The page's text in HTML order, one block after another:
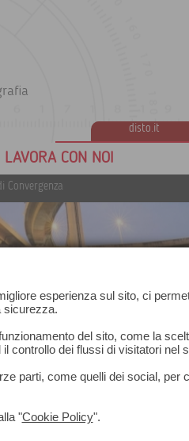
disto.it
LAVORA CON NOI
Convergenza
220 mm Diametro: 23 mm
esperienza sul sito, ci
sicurezza.
del sito, come la
controllo dei flussi di visitatori nel
parti, come quelli dei social, per
"Cookie Policy".